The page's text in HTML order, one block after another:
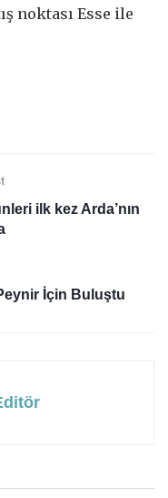
noktası Esse ile
ilk kez Arda’nın
İçin Buluştu